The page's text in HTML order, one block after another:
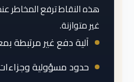
هذه النقاط ترفع المخاطر
غير متوازنة.
آلية دفع غير مرتبطة
حدود مسؤولية